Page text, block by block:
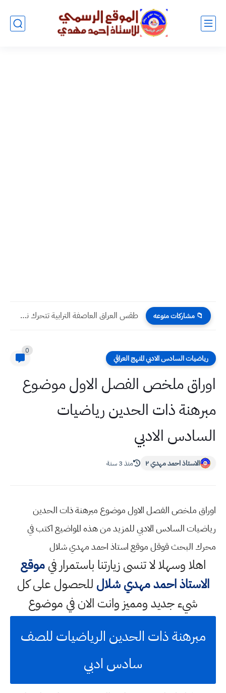
📁 مشاركات منوعه امتحان الكتروني شامل مادة رياضيات صف اول ابتدائي
رياضيات السادس الادبي المنهج العراقي
0
اوراق ملخص الفصل الاول موضوع
مبرهنة ذات الحدين رياضيات
السادس الادبي
الاستاذ احمد مهدي ٢ منذ 3 سنة
اوراق ملخص الفصل الاول موضوع مبرهنة ذات الحدين
رياضيات السادس الادبي للمزيد من هذه المواضيع اكتب في
محرك البحث قوقل موقع استاذ احمد مهدي شلال
اهلا وسهلالا تنسى زيارتنا باستمرار فيموقع
الاستاذ احمد مهدي شلال للحصول على كل
شيء جديد ومميز وانت الان في موضوع
مبرهنة ذات الحدين الرياضيات للصف
سادس ادبي